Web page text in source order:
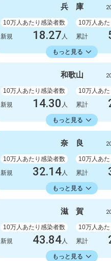
840人
新規
累計
475063人 累計
兵 庫
10万人あたり感染者数
新規
18.27 人
10万人あ
累計
もっと見る
18353.34人
感染者数
999人
死亡
新規
累計 1003778人 累計
和歌山
10万人あたり感染者数
新規
14.30 人
10万人あ
累計
もっと見る
14336.11人
感染者数
132人
死亡
新規
累計
132327人 累計
奈 良
10万人あたり感染者数
新規
32.14人
10万人あ
累計
もっと見る
16582.30人
感染者数
426人
死亡
新規
累計
219788人 累計
滋 賀
10万人あたり感染者数
新規
43.84人
10万人あ
累計
もっと見る
16406.17人